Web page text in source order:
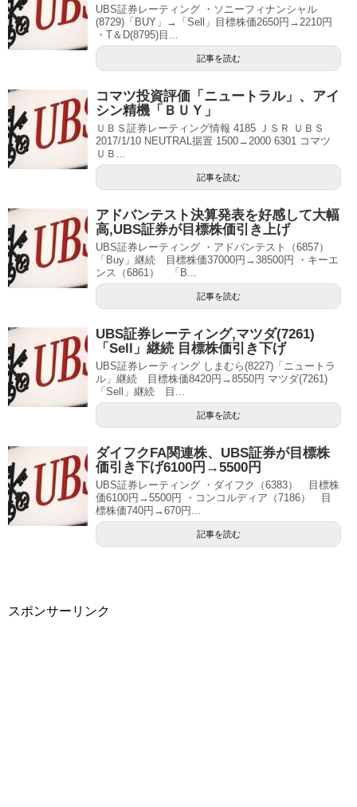
UBS証券レーティング ・ソニーフィナンシャル
(8729)「BUY」→「Sell」目標株価2650円→2210円
・T＆D(8795)目...
記事を読む
コマツ投資評価「ニュートラル」、アイ
シン精機「ＢＵＹ」
ＵＢＳ証券レーティング情報 4185 ＪＳＲ ＵＢＳ
2017/1/10 NEUTRAL据置 1500→2000 6301 コマツ
ＵＢ...
記事を読む
アドバンテスト決算発表を好感して大幅
高,UBS証券が目標株価引き上げ
UBS証券レーティング ・アドバンテスト（6857）
「Buy」継続 目標株価37000円→38500円 ・キーエ
ンス（6861） 「B...
記事を読む
UBS証券レーティング,マツダ(7261)
「Sell」継続 目標株価引き下げ
UBS証券レーティング しまむら(8227)「ニュートラ
ル」継続 目標株価8420円→8550円 マツダ(7261)
「Sell」継続 目...
記事を読む
ダイフクFA関連株、UBS証券が目標株
価引き下げ6100円→5500円
UBS証券レーティング ・ダイフク（6383） 目標株
価6100円→5500円 ・コンコルディア（7186） 目
標株価740円→670円...
記事を読む
スポンサーリンク